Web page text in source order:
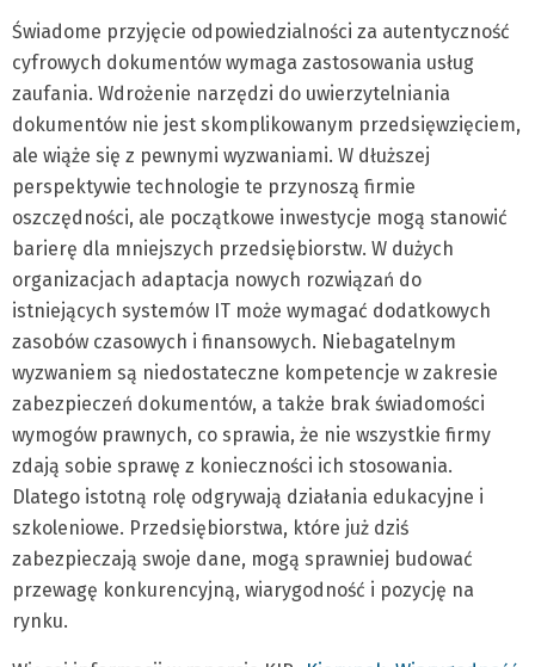
Świadome przyjęcie odpowiedzialności za autentyczność
cyfrowych dokumentów wymaga zastosowania usług
zaufania. Wdrożenie narzędzi do uwierzytelniania
dokumentów nie jest skomplikowanym przedsięwzięciem,
ale wiąże się z pewnymi wyzwaniami. W dłuższej
perspektywie technologie te przynoszą firmie
oszczędności, ale początkowe inwestycje mogą stanowić
barierę dla mniejszych przedsiębiorstw. W dużych
organizacjach adaptacja nowych rozwiązań do
istniejących systemów IT może wymagać dodatkowych
zasobów czasowych i finansowych. Niebagatelnym
wyzwaniem są niedostateczne kompetencje w zakresie
zabezpieczeń dokumentów, a także brak świadomości
wymogów prawnych, co sprawia, że nie wszystkie firmy
zdają sobie sprawę z konieczności ich stosowania.
Dlatego istotną rolę odgrywają działania edukacyjne i
szkoleniowe. Przedsiębiorstwa, które już dziś
zabezpieczają swoje dane, mogą sprawniej budować
przewagę konkurencyjną, wiarygodność i pozycję na
rynku.